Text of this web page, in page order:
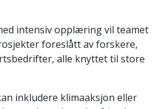
intensiv opplæring vil teamet
foreslått av forskere,
alle knyttet til store
inkludere klimaaksjon eller